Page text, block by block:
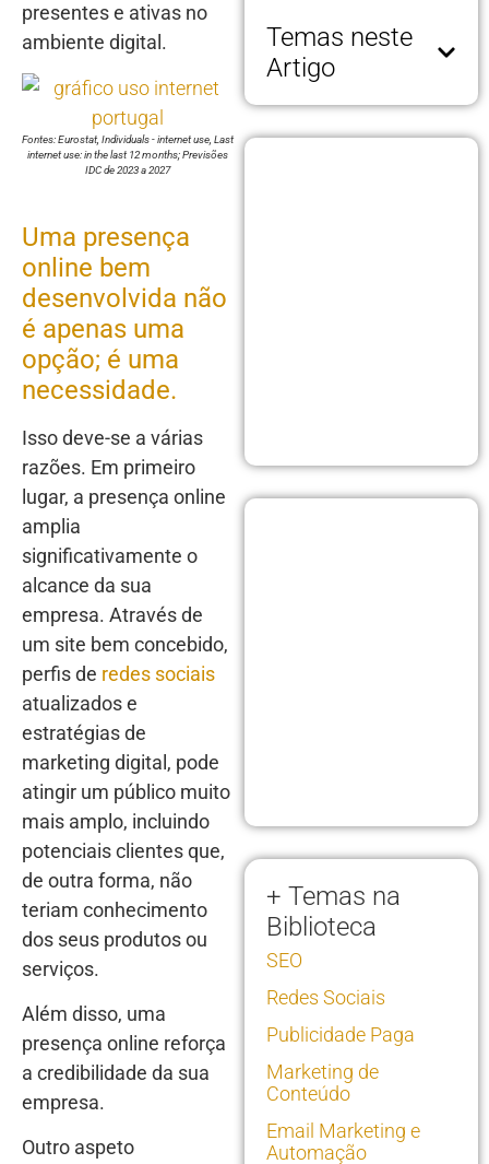
presentes e ativas no
ambiente digital.
Fontes: Eurostat, Individuals - internet use, Last
internet use: in the last 12 months; Previsões
IDC de 2023 a 2027
Uma presença
online bem
desenvolvida não
é apenas uma
opção; é uma
necessidade.
Isso deve-se a várias
razões. Em primeiro
lugar, a presença online
amplia
significativamente o
alcance da sua
empresa. Através de
um site bem concebido,
perfis de redes sociais
atualizados e
estratégias de
marketing digital, pode
atingir um público muito
mais amplo, incluindo
potenciais clientes que,
de outra forma, não
teriam conhecimento
dos seus produtos ou
serviços.
Além disso, uma
presença online reforça
a credibilidade da sua
empresa.
Outro aspeto
Temas neste
Artigo
+ Temas na
Biblioteca
SEO
Redes Sociais
Publicidade Paga
Marketing de
Conteúdo
Email Marketing e
Automação